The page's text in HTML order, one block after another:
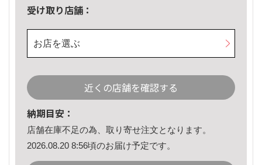
受け取り店舗：
お店を選ぶ
近くの店舗を確認する
納期目安：
店舗在庫不足の為、取り寄せ注文となります。
2026.08.20 8:56頃のお届け予定です。